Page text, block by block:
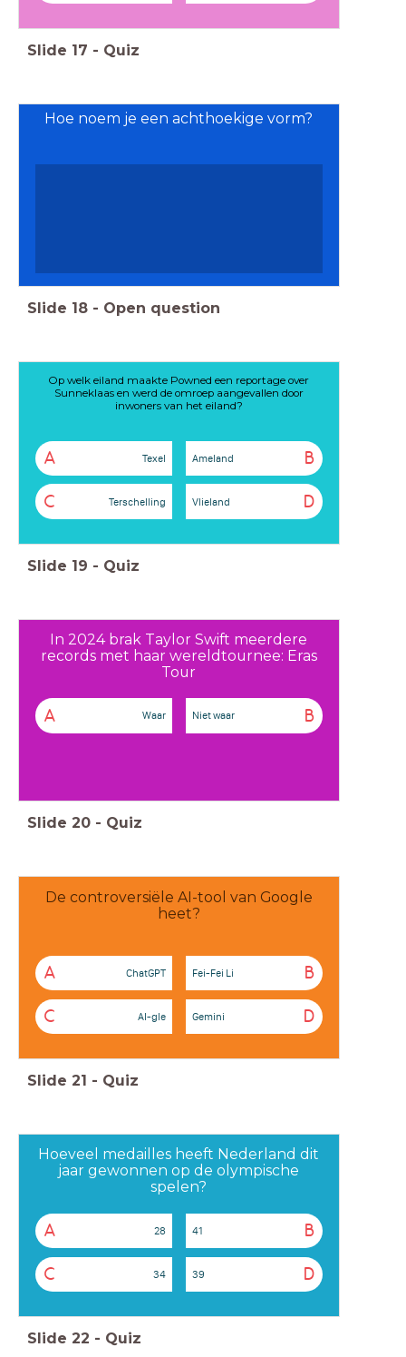
Slide 17 - Quiz
Hoe noem je een achthoekige vorm?
Slide 18 - Open question
Op welk eiland maakte Powned een reportage over
Sunneklaas en werd de omroep aangevallen door
inwoners van het eiland?
A Texel B
Ameland
C Terschelling D
Vlieland
Slide 19 - Quiz
In 2024 brak Taylor Swift meerdere
records met haar wereldtournee: Eras
Tour
A Waar B
Niet waar
Slide 20 - Quiz
De controversiële AI-tool van Google
heet?
A ChatGPT B
Fei-Fei Li
C AI-gle D
Gemini
Slide 21 - Quiz
Hoeveel medailles heeft Nederland dit
jaar gewonnen op de olympische
spelen?
A 28 B
41
C 34 D
39
Slide 22 - Quiz